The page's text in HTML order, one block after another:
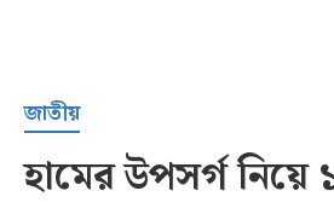
সর্বশেষ
জাতীয়
হামের উপসর্গ